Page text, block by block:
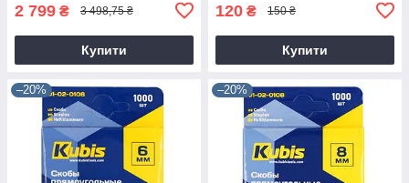
2 799 ₴ 3 498,75 ₴
Купити
120 ₴ 150 ₴
Купити
–20% –20%